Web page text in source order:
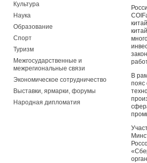
Культура
Наука
Образование
Спорт
Туризм
Межгосударственные и
межрегиональные связи
Экономическое сотрудничество
Выставки, ярмарки, форумы
Народная дипломатия
В
пояс